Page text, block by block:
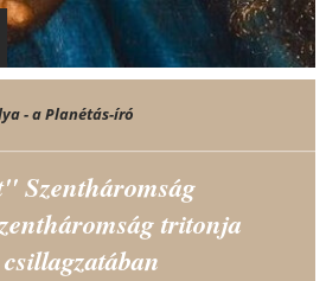
- a Planétás-író
Szentháromság
tritonja